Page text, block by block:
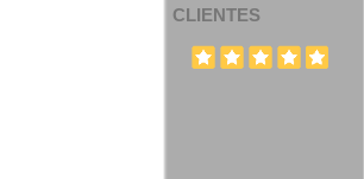
CLIENTES